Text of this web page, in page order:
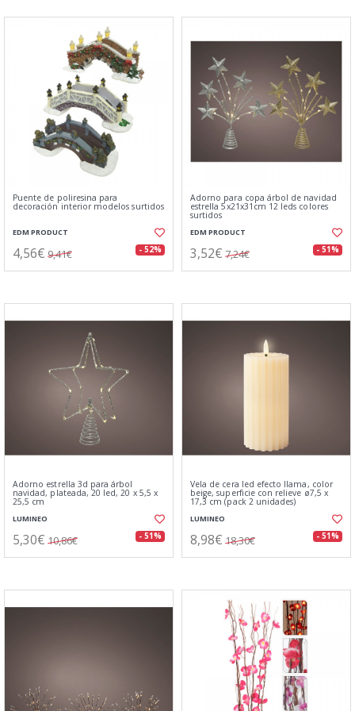
Puente de poliresina para
decoración interior modelos surtidos
EDM PRODUCT
4,56€ 9,41€ - 52%
Adorno para copa árbol de navidad
estrella 5x21x31cm 12 leds colores
surtidos
EDM PRODUCT
3,52€ 7,24€ - 51%
Adorno estrella 3d para árbol
navidad, plateada, 20 led, 20 x 5,5 x
25,5 cm
LUMINEO
5,30€ 10,86€ - 51%
Vela de cera led efecto llama, color
beige, superficie con relieve ø7,5 x
17,3 cm (pack 2 unidades)
LUMINEO
8,98€ 18,30€ - 51%